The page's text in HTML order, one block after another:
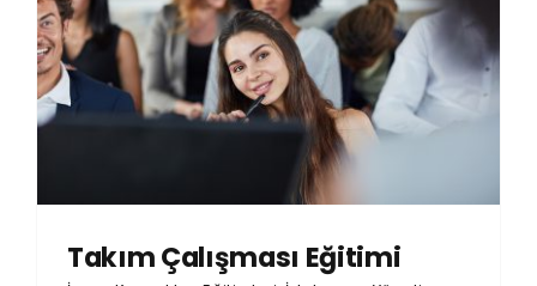
Takım Çalışması Eğitimi